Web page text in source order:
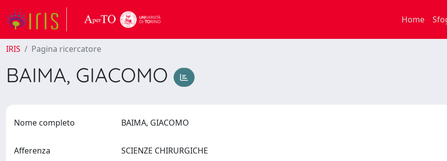
Home
IRIS Pagina ricercatore
BAIMA, GIACOMO
Nome completo BAIMA, GIACOMO
Afferenza SCIENZE CHIRURGICHE